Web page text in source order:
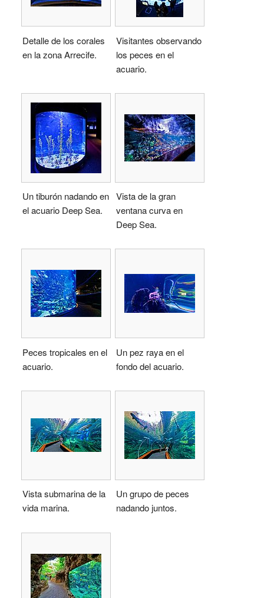
Detalle de los corales
en la zona Arrecife.
Visitantes observando
los peces en el
acuario.
Un tiburón nadando en
el acuario Deep Sea.
Vista de la gran
ventana curva en
Deep Sea.
Peces tropicales en el
acuario.
Un pez raya en el
fondo del acuario.
Vista submarina de la
vida marina.
Un grupo de peces
nadando juntos.